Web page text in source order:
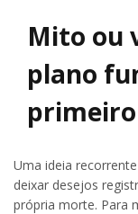
Mito ou
plano
primeiro
Uma ideia
deixar desejos
própria morte. Para